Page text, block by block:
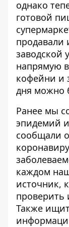
однако
готовой
продавали
заводской
напрямую
кофейни и
дня можно
Ранее мы
эпидемий
сообщали
каждом
источник,
проверить
Также